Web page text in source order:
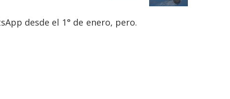
desde el 1° de enero, pero.